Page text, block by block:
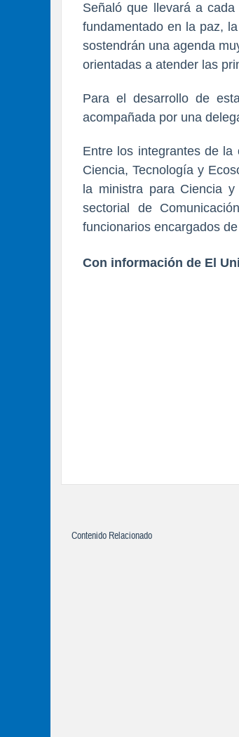
Señaló que llevará a
fundamentado en la paz,
sostendrán una agenda
orientadas a atender las
Para el desarrollo de
acompañada por una
Entre los integrantes de la
Ciencia, Tecnología y
la ministra para Ciencia
sectorial de
funcionarios encargados
Con información de El
Contenido Relacionado